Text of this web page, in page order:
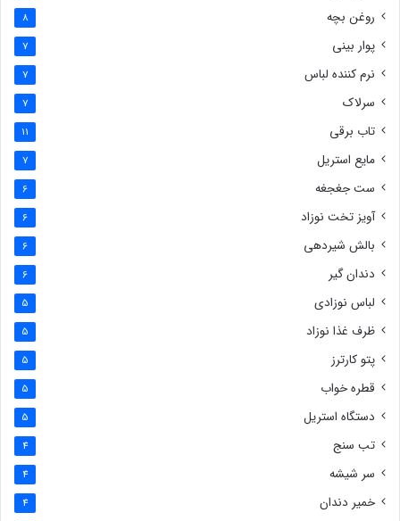
روغن بچه 8
پوار بینی 7
نرم کننده لباس 7
سرلاک 7
تاب برقی 11
مایع استریل 7
ست جغجغه 6
آویز تخت نوزاد 6
بالش شیردهی 6
دندان گیر 6
لباس نوزادی 5
ظرف غذا نوزاد 5
پتو کارترز 5
قطره خواب 5
دستگاه استریل 5
تب سنج 4
سر شیشه 4
خمیر دندان 4